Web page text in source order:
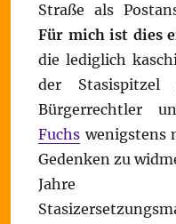
Straße als
Für mich ist dies
die lediglich
der
Bürgerrechtler
Fuchs wenigstens
Gedenken zu
Jahre